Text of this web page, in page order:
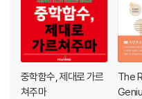
2-4. 빼기 기호(-): 자연수를 빼
2-5. 분수의 뺄셈: 안 빠지면 빠
2-6. 곱하기(×): 같은 수의 더하
2-7. 배수와 약수
2-8. 배수판별법
2-9. 분수의 곱하기: 곱하면 작아
중학함수, 제대로 가르
쳐주마
The